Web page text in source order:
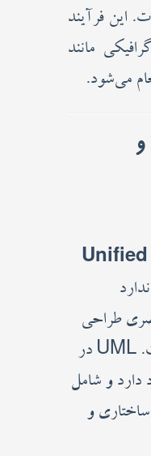
این فرآیند
مانند
می‌شود.
2. معرفی UML و
طراحی
سیستم‌های نرم‌افزاری است. UML در
دارد و شامل
و